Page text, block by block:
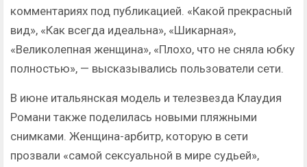
комментариях под публикацией. «Какой прекрасный
вид», «Как всегда идеальна», «Шикарная»,
«Великолепная женщина», «Плохо, что не сняла юбку
полностью», — высказывались пользователи сети.
В июне итальянская модель и телезвезда Клаудия
Романи также поделилась новыми пляжными
снимками. Женщина-арбитр, которую в сети
прозвали «самой сексуальной в мире судьей»,